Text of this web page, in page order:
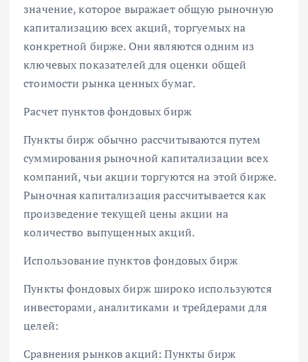
значение, которое выражает общую рыночную
капитализацию всех акций, торгуемых на
конкретной бирже. Они являются одним из
ключевых показателей для оценки общей
стоимости рынка ценных бумаг.
Расчет пунктов фондовых бирж
Пункты бирж обычно рассчитываются путем
суммирования рыночной капитализации всех
компаний, чьи акции торгуются на этой бирже.
Рыночная капитализация рассчитывается как
произведение текущей цены акции на
количество выпущенных акций.
Использование пунктов фондовых бирж
Пункты фондовых бирж широко используются
инвесторами, аналитиками и трейдерами для
целей:
Сравнения рынков акций: Пункты бирж